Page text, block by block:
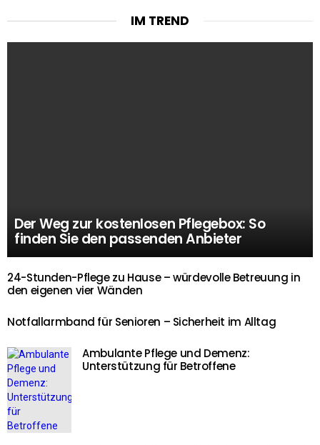
IM TREND
Der Weg zur kostenlosen Pflegebox: So
finden Sie den passenden Anbieter
24-Stunden-Pflege zu Hause – würdevolle Betreuung in
den eigenen vier Wänden
Notfallarmband für Senioren – Sicherheit im Alltag
Ambulante Pflege und Demenz:
Unterstützung für Betroffene